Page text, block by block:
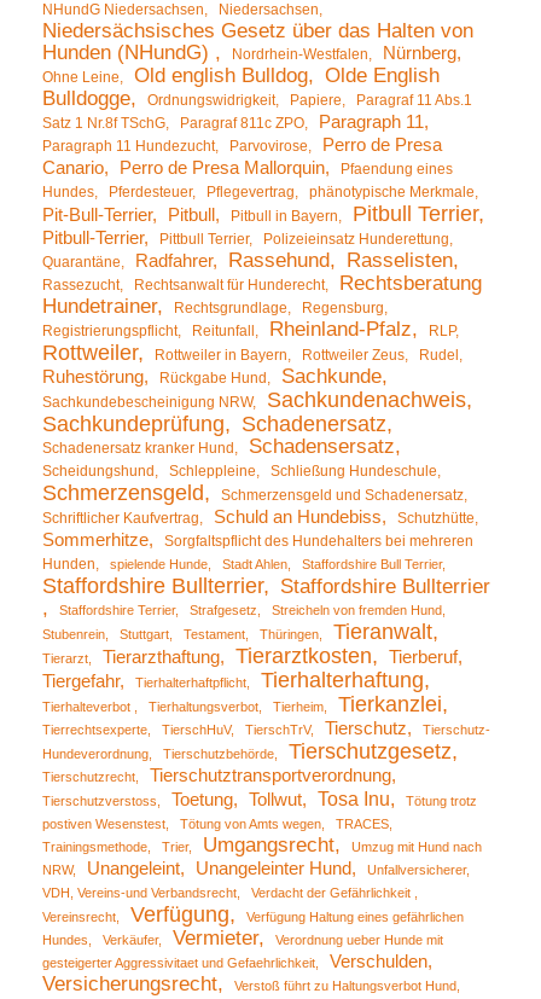
NHundG Niedersachsen
Niedersachsen
Niedersächsisches Gesetz über das Halten von
Hunden (NHundG)
Nordrhein-Westfalen Nürnberg
Ohne Leine Old english Bulldog
Olde English
Bulldogge
Ordnungswidrigkeit Papiere
Paragraf 11 Abs.1
Satz 1 Nr.8f TSchG
Paragraf 811c ZPO Paragraph 11
Paragraph 11 Hundezucht Parvovirose
Perro de Presa
Canario
Perro de Presa Mallorquin
Pfaendung eines
Hundes
Pferdesteuer Pflegevertrag phänotypische Merkmale
Pit-Bull-Terrier Pitbull Pitbull in Bayern Pitbull Terrier
Pitbull-Terrier Pittbull Terrier
Polizeieinsatz Hunderettung
Quarantäne
Radfahrer Rassehund Rasselisten
Rassezucht Rechtsanwalt für Hunderecht
Rechtsberatung
Hundetrainer
Rechtsgrundlage
Regensburg
Registrierungspflicht
Reitunfall Rheinland-Pfalz RLP
Rottweiler Rottweiler in Bayern Rottweiler Zeus Rudel
Ruhestörung Rückgabe Hund Sachkunde
Sachkundebescheinigung NRW
Sachkundenachweis
Sachkundeprüfung
Schadenersatz
Schadenersatz kranker Hund Schadensersatz
Scheidungshund Schleppleine Schließung Hundeschule
Schmerzensgeld
Schmerzensgeld und Schadenersatz
Schriftlicher Kaufvertrag
Schuld an Hundebiss Schutzhütte
Sommerhitze
Sorgfaltspflicht des Hundehalters bei mehreren
Hunden
spielende Hunde Stadt Ahlen Staffordshire Bull Terrier
Staffordshire Bullterrier Staffordshire Bullterrier
Staffordshire Terrier Strafgesetz
Streicheln von fremden Hund
Stubenrein
Stuttgart Testament Thüringen Tieranwalt
Tierarzt Tierarzthaftung Tierarztkosten
Tierberuf
Tiergefahr
Tierhalterhaftpflicht Tierhalterhaftung
Tierhalteverbot Tierhaltungsverbot Tierheim Tierkanzlei
Tierrechtsexperte TierschHuV TierschTrV Tierschutz
Tierschutz-
Hundeverordnung
Tierschutzbehörde Tierschutzgesetz
Tierschutzrecht Tierschutztransportverordnung
Tierschutzverstoss Toetung Tollwut Tosa Inu
Tötung trotz
postiven Wesenstest
Tötung von Amts wegen
TRACES
Trainingsmethode
Trier Umgangsrecht
Umzug mit Hund nach
NRW
Unangeleint Unangeleinter Hund
Unfallversicherer
VDH, Vereins-und Verbandsrecht
Verdacht der Gefährlichkeit
Vereinsrecht
Verfügung
Verfügung Haltung eines gefährlichen
Hundes
Verkäufer Vermieter
Verordnung ueber Hunde mit
gesteigerter Aggressivitaet und Gefaehrlichkeit
Verschulden
Versicherungsrecht
Verstoß führt zu Haltungsverbot Hund